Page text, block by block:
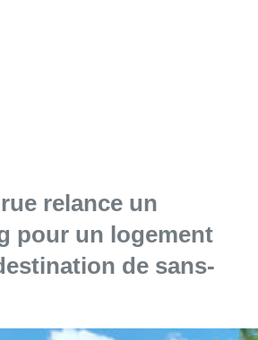
relance un
pour un logement
de sans-